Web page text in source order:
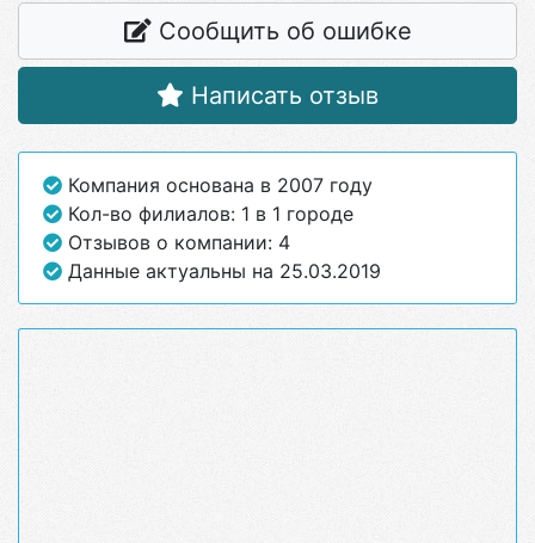
Сообщить об ошибке
Написать отзыв
Компания основана в 2007 году
Кол-во филиалов: 1 в 1 городе
Отзывов о компании: 4
Данные актуальны на 25.03.2019